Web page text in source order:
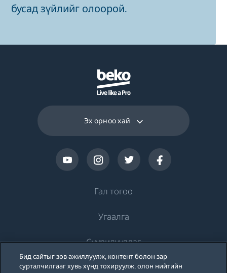
бусад зүйлийг олоорой.
Эх орноо хай
Гал тогоо
Хөлдөөгч
Угаалга
Угаалгын машин
Суурилуулдаг
Beko-ийн тухай
Бид сайтыг зөв ажиллуулж, контент болон зар
сурталчилгааг хувь хүнд тохируулж, олон нийтийн